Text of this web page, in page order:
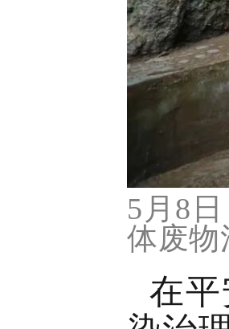
5月8
体废物
在